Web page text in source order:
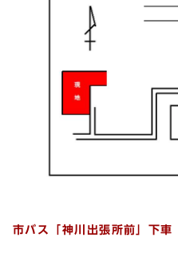
市バス「神川出張所前」下車